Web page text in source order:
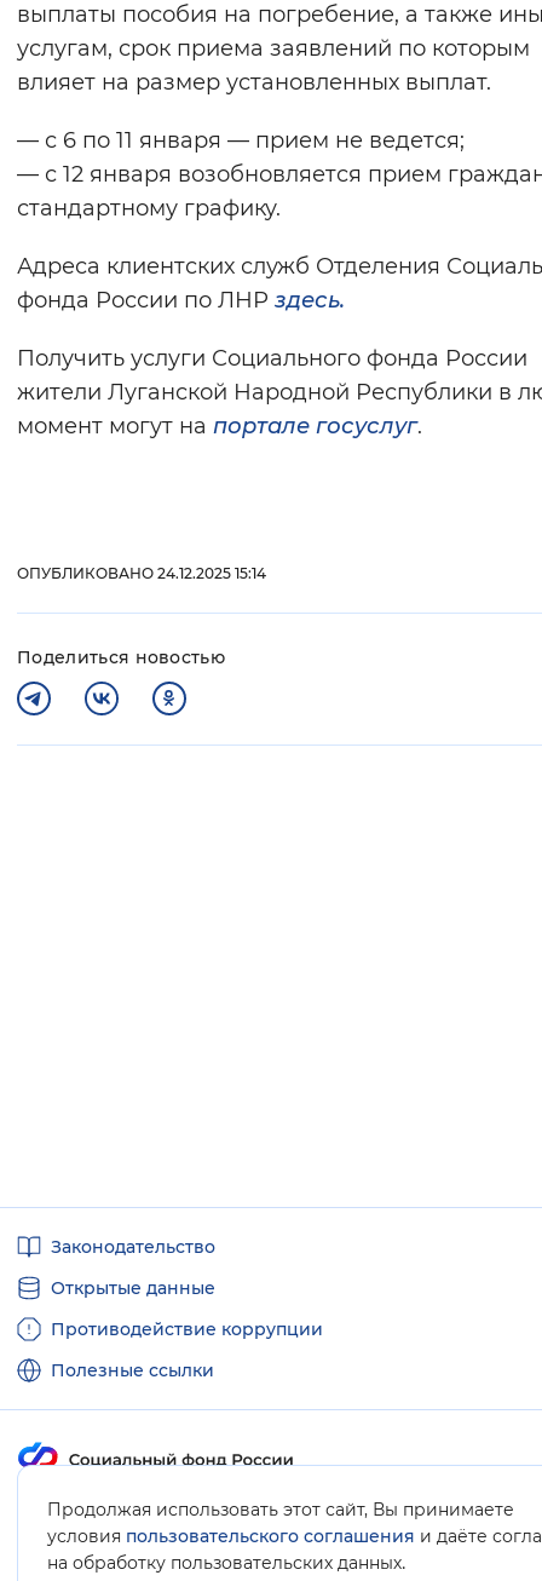
выплаты пособия на погребение, а также
услугам, срок приема заявлений по которым
влияет на размер установленных выплат.
— с 6 по 11 января — прием не ведется;
— с 12 января возобновляется прием
стандартному графику.
Адреса клиентских служб Отделения
фонда России по ЛНР здесь.
Получить услуги Социального фонда России
жители Луганской Народной Республики в
момент могут на портале госуслуг.
ОПУБЛИКОВАНО 24.12.2025 15:14
Поделиться новостью
Продолжая использовать этот сайт, Вы принимаете
условия пользовательского соглашения и даёте
на обработку пользовательских данных.
ссылкиЗаконодательство
Открытые данные
Противодействие коррупции
Полезные ссылки
Карта сайта